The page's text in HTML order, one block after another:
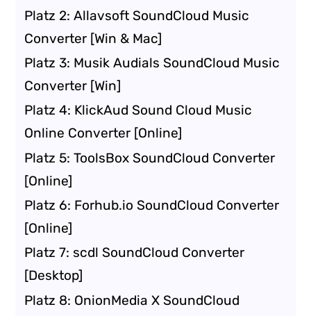
Platz 2: Allavsoft SoundCloud Music
Converter [Win & Mac]
Platz 3: Musik Audials SoundCloud Music
Converter [Win]
Platz 4: KlickAud Sound Cloud Music
Online Converter [Online]
Platz 5: ToolsBox SoundCloud Converter
[Online]
Platz 6: Forhub.io SoundCloud Converter
[Online]
Platz 7: scdl SoundCloud Converter
[Desktop]
Platz 8: OnionMedia X SoundCloud